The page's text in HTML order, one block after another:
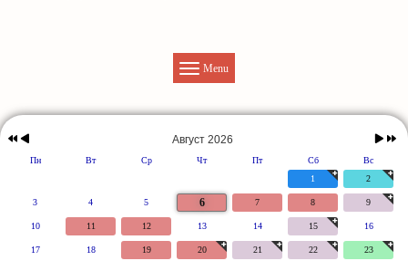
Menu
Предыдущий
год
Предыдущий
месяц
год
месяц
Август 2026
Пн Вт Ср Чт Пт Сб
Вс
1
2
3 4 5 6 7 8 9
10 11 12 13 14 15 16
17 18 19 20 21 22 23